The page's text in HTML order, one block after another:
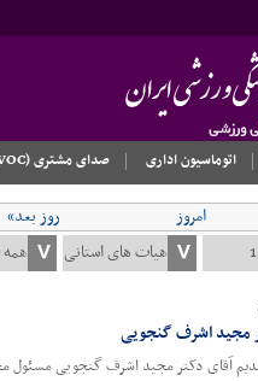
اتوماسیون اداری صدای مشتری (VOC)
امروز روز بعد»
مجید اشرف گنجویی
آقای دکتر مجید اشرف گنجویی